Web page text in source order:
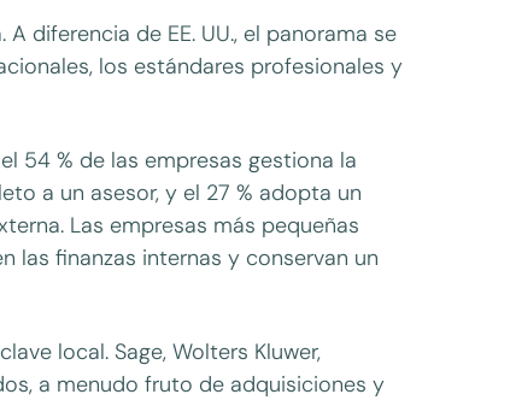
diferencia de EE. UU., el panorama se
los estándares profesionales y
54 % de las empresas gestiona la
a un asesor, y el 27 % adopta un
Las empresas más pequeñas
las finanzas internas y conservan un
local. Sage, Wolters Kluwer,
a menudo fruto de adquisiciones y